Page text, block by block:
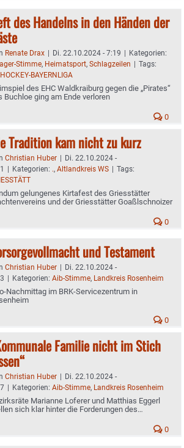
des Handelns in den Händen der
Renate Drax | Di. 22.10.2024 - 7:19 | Kategorien:
Stimme, Heimatsport, Schlagzeilen | Tags:
BAYERNLIGA
des EHC Waldkraiburg gegen die „Pirates“
Buchloe ging am Ende verloren
0
Tradition kam nicht zu kurz
Christian Huber | Di. 22.10.2024 -
| Kategorien: ., Altlandkreis WS | Tags:
gelungenes Kirtafest des Griesstätter
und der Griesstätter Goaßlschnoizer
0
und Testament
Christian Huber | Di. 22.10.2024 -
| Kategorien: Aib-Stimme, Landkreis Rosenheim
Nachmittag im BRK-Servicezentrum in
0
Familie nicht im Stich
Christian Huber | Di. 22.10.2024 -
| Kategorien: Aib-Stimme, Landkreis Rosenheim
Marianne Loferer und Matthias Eggerl
sich klar hinter die Forderungen des
0